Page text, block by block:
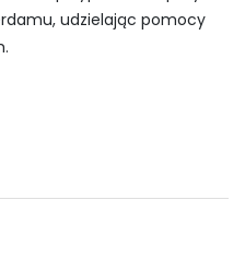
udzielając pomocy